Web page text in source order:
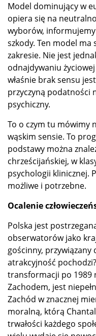
Model dominujący w
opiera się na
wyborów,
szkody. Ten model ma
zakresie. Nie jest
odnajdywaniu
właśnie brak sensu
przyczyną podatności
psychiczny.
To o czym tu mówimy
wąskim sensie. To
podstawy można
chrześcijańskiej, w
psychologii klinicznej.
możliwe i potrzebne.
Ocalenie
Polska jest
obserwatorów jako
gościnny,
atrakcyjność
transformacji po 1989
Zachodem, jest
Zachód w znacznej
moralną, którą
trwałości każdego